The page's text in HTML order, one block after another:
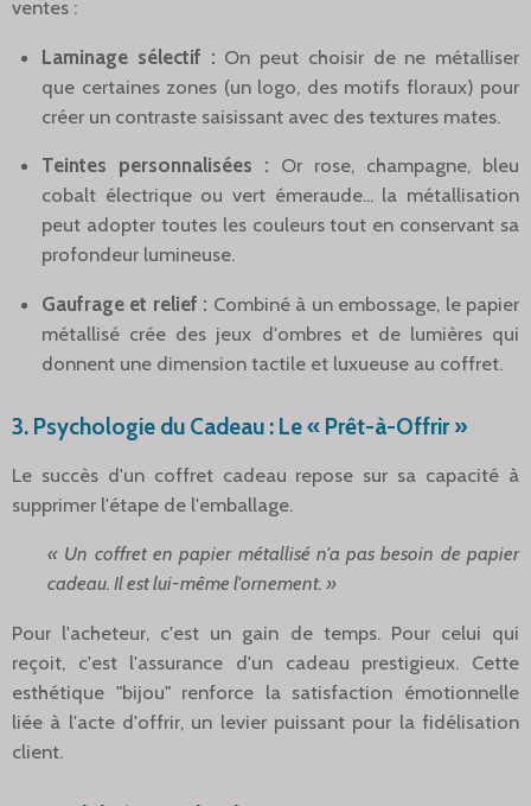
ventes :
Laminage sélectif : On peut choisir de ne métalliser
que certaines zones (un logo, des motifs floraux) pour
créer un contraste saisissant avec des textures mates.
Teintes personnalisées : Or rose, champagne, bleu
cobalt électrique ou vert émeraude... la métallisation
peut adopter toutes les couleurs tout en conservant sa
profondeur lumineuse.
Gaufrage et relief : Combiné à un embossage, le papier
métallisé crée des jeux d'ombres et de lumières qui
donnent une dimension tactile et luxueuse au coffret.
3. Psychologie du Cadeau : Le « Prêt-à-Offrir »
Le succès d'un coffret cadeau repose sur sa capacité à
supprimer l'étape de l'emballage.
« Un coffret en papier métallisé n'a pas besoin de papier
cadeau. Il est lui-même l'ornement. »
Pour l'acheteur, c'est un gain de temps. Pour celui qui
reçoit, c'est l'assurance d'un cadeau prestigieux. Cette
esthétique "bijou" renforce la satisfaction émotionnelle
liée à l'acte d'offrir, un levier puissant pour la fidélisation
client.